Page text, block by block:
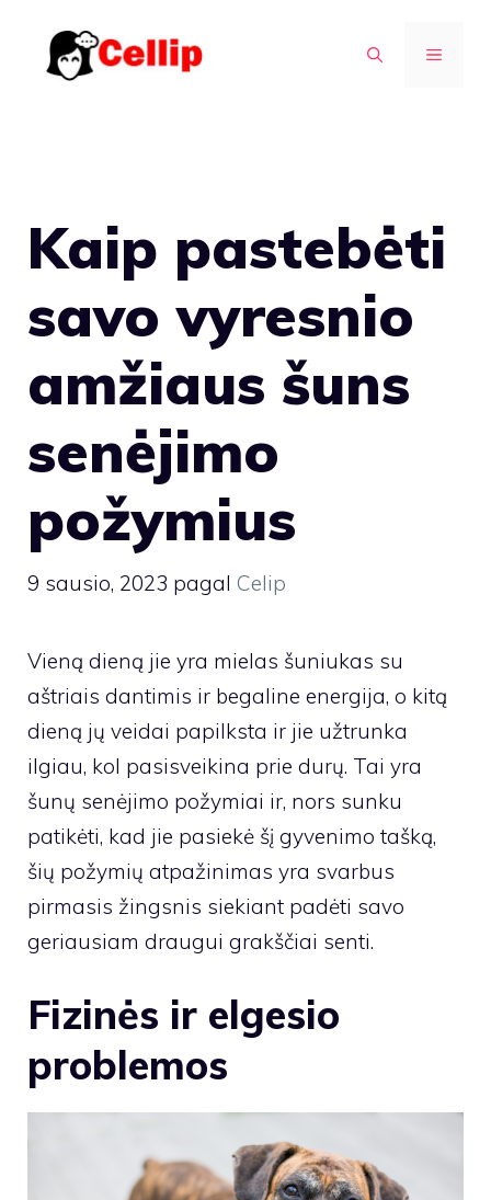
turinio
MENIU
Kaip pastebėti
savo vyresnio
amžiaus šuns
senėjimo
požymius
9 sausio, 2023 pagal Celip
Vieną dieną jie yra mielas šuniukas su
aštriais dantimis ir begaline energija, o kitą
dieną jų veidai papilksta ir jie užtrunka
ilgiau, kol pasisveikina prie durų. Tai yra
šunų senėjimo požymiai ir, nors sunku
patikėti, kad jie pasiekė šį gyvenimo tašką,
šių požymių atpažinimas yra svarbus
pirmasis žingsnis siekiant padėti savo
geriausiam draugui grakščiai senti.
Fizinės ir elgesio
problemos